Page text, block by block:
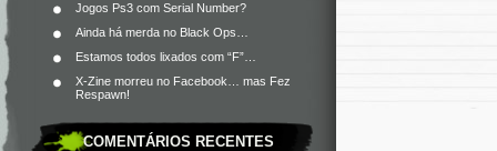
Jogos Ps3 com Serial Number?
Ainda há merda no Black Ops…
Estamos todos lixados com “F”…
X-Zine morreu no Facebook… mas Fez
Respawn!
COMENTÁRIOS RECENTES